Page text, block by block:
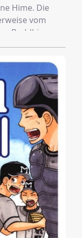
Die
vom
Buddhismus
indem
Heldin,
ihrem Tode
Nun ist sie
den Leichen
sie in
Lebemann-
oben